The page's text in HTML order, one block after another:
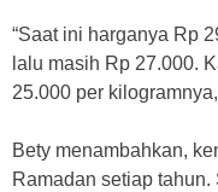
“Saat ini harganya Rp
lalu masih Rp 27.000.
25.000 per
Bety menambahkan,
Ramadan setiap